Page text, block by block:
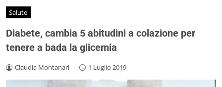
Salute
Diabete, cambia 5 abitudini a colazione per
tenere a bada la glicemia
Claudia Montanari - 1 Luglio 2019